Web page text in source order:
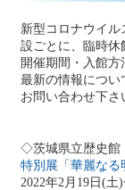
新型コロナウイ
設ごとに、臨時休
開催期間・入館方
最新の情報につい
お問い合わせ下さ
◇茨城県立歴史館
特別展「華麗なる
2022年2月19日(土